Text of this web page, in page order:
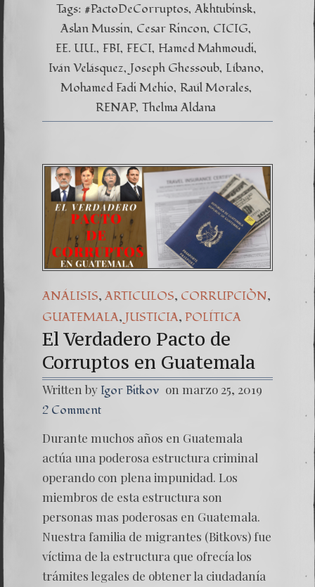
Tags: #PactoDeCorruptos Akhtubinsk
Aslan Mussin Cesar Rincon CICIG
EE. UU. FBI FECI Hamed Mahmoudi
Iván Velásquez Joseph Ghessoub Líbano
Mohamed Fadi Mehio Raúl Morales
RENAP Thelma Aldana
ANÁLISIS, ARTICULOS, CORRUPCIÒN,
GUATEMALA, JUSTICIA, POLÍTICA
El Verdadero Pacto de
Corruptos en Guatemala
Written by Igor Bitkov on marzo 25, 2019
2 Comment
Durante muchos años en Guatemala
actúa una poderosa estructura criminal
operando con plena impunidad. Los
miembros de esta estructura son
personas mas poderosas en Guatemala.
Nuestra familia de migrantes (Bitkovs) fue
víctima de la estructura que ofrecía los
trámites legales de obtener la ciudadanía